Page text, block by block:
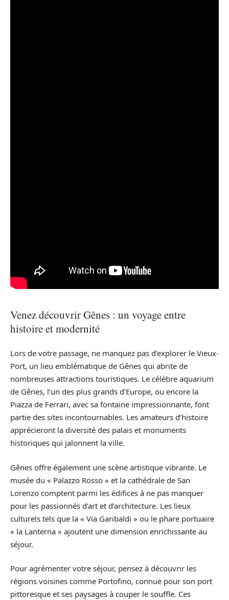
Venez découvrir Gênes : un voyage entre
histoire et modernité
Lors de votre passage, ne manquez pas d’explorer le Vieux-
Port, un lieu emblématique de Gênes qui abrite de
nombreuses attractions touristiques. Le célèbre aquarium
de Gênes, l’un des plus grands d’Europe, ou encore la
Piazza de Ferrari, avec sa fontaine impressionnante, font
partie des sites incontournables. Les amateurs d’histoire
apprécieront la diversité des palais et monuments
historiques qui jalonnent la ville.
Gênes offre également une scène artistique vibrante. Le
musée du « Palazzo Rosso » et la cathédrale de San
Lorenzo comptent parmi les édifices à ne pas manquer
pour les passionnés d’art et d’architecture. Les lieux
culturels tels que la « Via Garibaldi » ou le phare portuaire
« la Lanterna » ajoutent une dimension enrichissante au
séjour.
Pour agrémenter votre séjour, pensez à découvrir les
régions voisines comme Portofino, connue pour son port
pittoresque et ses paysages à couper le souffle. Ces